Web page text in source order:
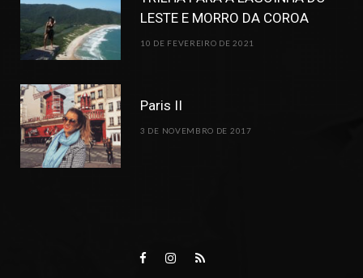
LESTE E MORRO DA COROA
10 DE FEVEREIRO DE 2021
Paris II
3 DE NOVEMBRO DE 2017